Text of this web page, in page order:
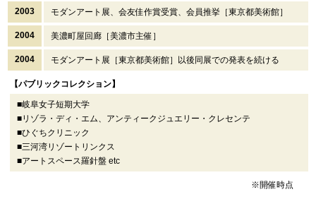
2003 モダンアート展、会友佳作賞受賞、会員推挙［東京都美術館］
2004 美濃町屋回廊［美濃市主催］
2004 モダンアート展［東京都美術館］以後同展での発表を続ける
【パブリックコレクション】
■岐阜女子短期大学
■リゾラ・ディ・エム、アンティークジュエリー・クレセンテ
■ひぐちクリニック
■三河湾リゾートリンクス
■アートスペース羅針盤 etc
※開催時点